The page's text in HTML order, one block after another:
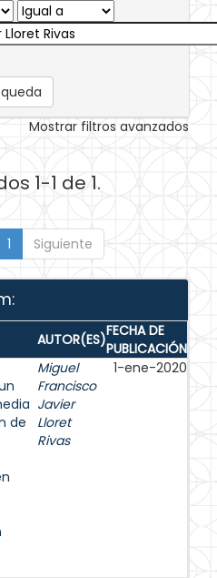
Mostrar filtros avanzados
1-1 de 1.
1 Siguiente
AUTOR(ES)FECHA DE
PUBLICACIÓN
de
Miguel
Francisco
Javier
Lloret
Rivas
1-ene-2020